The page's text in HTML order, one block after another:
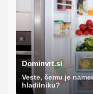
Dominvrt.si
Veste, čemu je
hladilniku?